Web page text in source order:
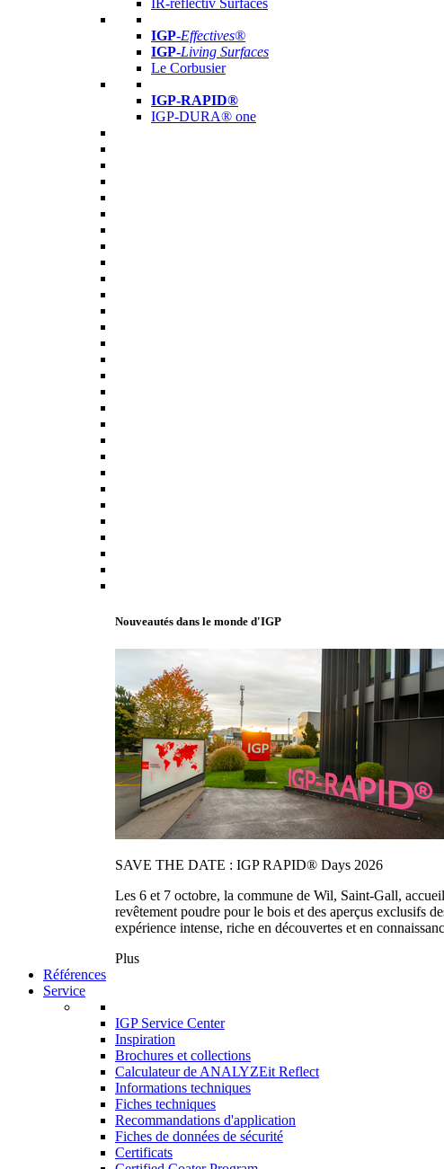
IR-reflectiv Surfaces
IGP-Effectives®
IGP-Living Surfaces
Le Corbusier
IGP-RAPID®
IGP-DURA® one
Nouveautés dans le monde d'IGP
SAVE THE DATE : IGP RAPID® Days 2026
Les 6 et 7 octobre, la commune de Wil, Saint-Gall,
revêtement poudre pour le bois et des aperçus exclusifs
expérience intense, riche en découvertes et en
Plus
Références
Service
IGP Service Center
Inspiration
Brochures et collections
Calculateur de ANALYZEit Reflect
Informations techniques
Fiches techniques
Recommandations d'application
Fiches de données de sécurité
Certificats